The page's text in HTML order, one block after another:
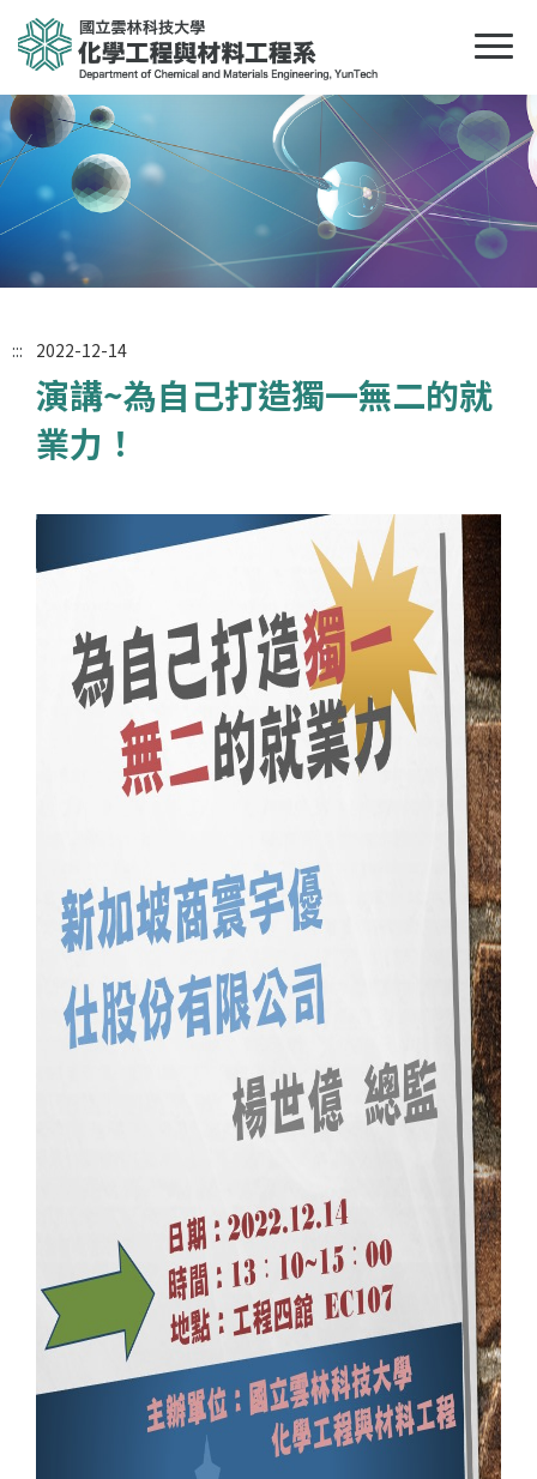
::: 2022-12-14
演講~為自己打造獨一無二的就
業力！